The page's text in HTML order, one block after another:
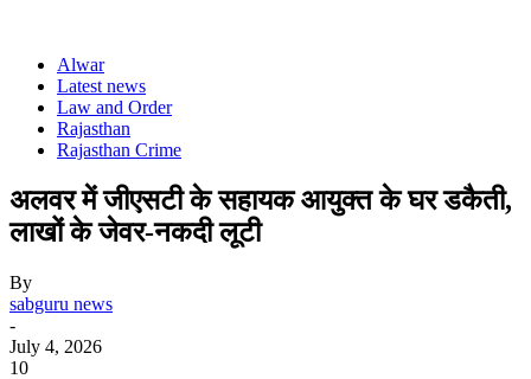
Alwar
Latest news
Law and Order
Rajasthan
Rajasthan Crime
अलवर में जीएसटी के सहायक आयुक्त के घर डकैती,
लाखों के जेवर-नकदी लूटी
By
sabguru news
-
July 4, 2026
10